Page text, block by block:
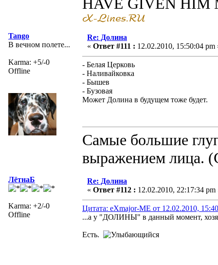
Tango
В вечном полете...
Karma: +5/-0
Offline
Re: Долина
« Ответ #111 : 12.02.2010, 15:50:04 pm
- Белая Церковь
- Наливайковка
- Бышев
- Бузовая
Может Долина в будущем тоже будет.
Самые большие
выражением лица.
ЛётнаБ
Karma: +2/-0
Offline
Re: Долина
« Ответ #112 : 12.02.2010, 22:17:34 pm
Цитата: eXmajor-ME от 12.02.2010,
...а у "ДОЛИНЫ" в данный момент,
Есть.